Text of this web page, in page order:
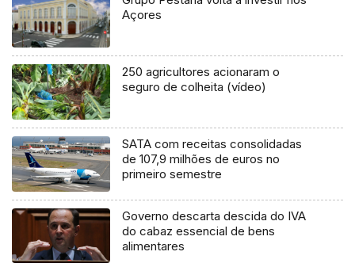
Açores
250 agricultores acionaram o
seguro de colheita (vídeo)
SATA com receitas consolidadas
de 107,9 milhões de euros no
primeiro semestre
Governo descarta descida do IVA
do cabaz essencial de bens
alimentares